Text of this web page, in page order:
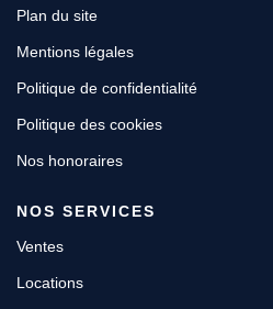
Plan du site
Mentions légales
Politique de confidentialité
Politique des cookies
Nos honoraires
NOS SERVICES
Ventes
Locations